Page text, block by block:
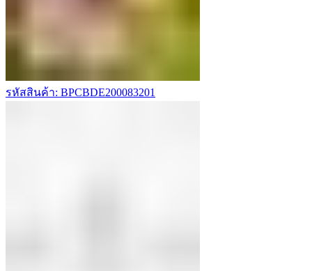
รหัสสินค้า: BPCBDE200083201